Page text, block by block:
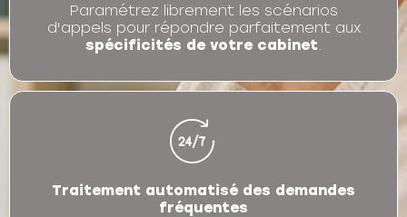
Paramétrez librement les scénarios
d'appels pour répondre parfaitement aux
spécificités de votre cabinet.
Traitement automatisé des demandes
fréquentes